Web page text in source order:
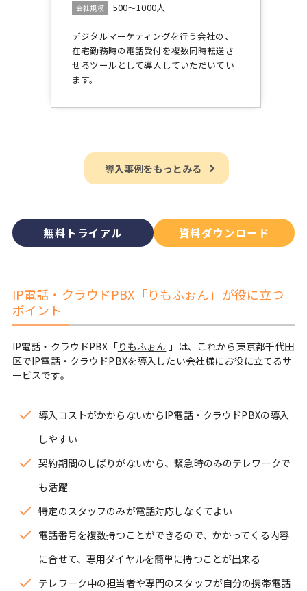
会社規模 500～1000人
デジタルマーケティングを行う会社の、
在宅勤務時の電話受付を複数同時転送さ
せるツールとして導入していただいてい
ます。
導入事例をもっとみる
無料トライアル 資料ダウンロード
IP電話・クラウドPBX「りもふぉん」が役に立つ
ポイント
IP電話・クラウドPBX「りもふぉん 」は、これから東京都千代田
区でIP電話・クラウドPBXを導入したい会社様にお役に立てるサ
ービスです。
導入コストがかからないからIP電話・クラウドPBXの導入
しやすい
契約期間のしばりがないから、緊急時のみのテレワークで
も活躍
特定のスタッフのみが電話対応しなくてよい
電話番号を複数持つことができるので、かかってくる内容
に合せて、専用ダイヤルを簡単に持つことが出来る
テレワーク中の担当者や専門のスタッフが自分の携帯電話